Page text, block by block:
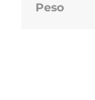
Peso